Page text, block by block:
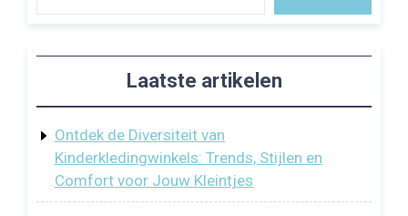
Laatste artikelen
Ontdek de Diversiteit van
Kinderkledingwinkels: Trends, Stijlen en
Comfort voor Jouw Kleintjes